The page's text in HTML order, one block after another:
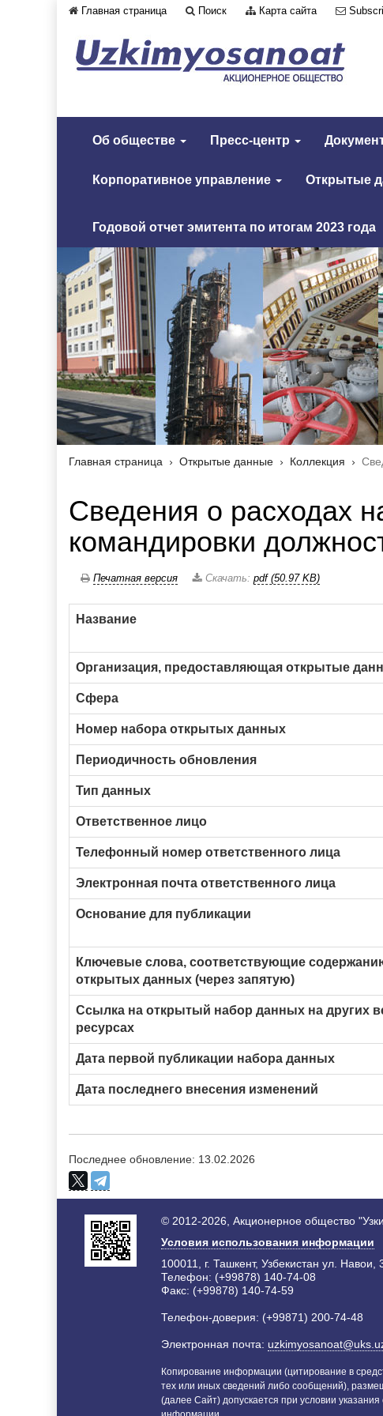
Главная страница Поиск Карта сайта
Об обществе Пресс-центр
Корпоративное управление Открытые
Годовой отчет эмитента по итогам 2023 года
Главная страница Открытые данные Коллекция
Сведения о расходах
командировки
Печатная версия Скачать: pdf (50.97 KB)
Название
Организация, предоставляющая открытые
Сфера
Номер набора открытых данных
Периодичность обновления
Тип данных
Ответственное лицо
Телефонный номер ответственного лица
Электронная почта ответственного лица
Основание для публикации
Ключевые слова, соответствующие
открытых данных (через запятую)
Ссылка на открытый набор данных на других
ресурсах
Дата первой публикации набора данных
Дата последнего внесения изменений
Последнее обновление: 13.02.2026
© 2012-2026, Акционерное общество
Условия использования информации
100011, г. Ташкент, Узбекистан ул. Навои,
Телефон: (+99878) 140-74-08
Факс: (+99878) 140-74-59
Телефон-доверия: (+99871) 200-74-48
Электронная почта:
Копирование информации (цитирование в
тех или иных сведений либо сообщений),
(далее Сайт) допускается при условии указания